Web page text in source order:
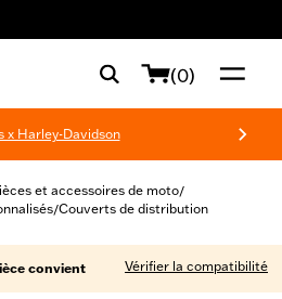
(0)
x Harley-Davidson
et accessoires de moto/
/Couverts de distribution
convient Vérifier la compatibilité